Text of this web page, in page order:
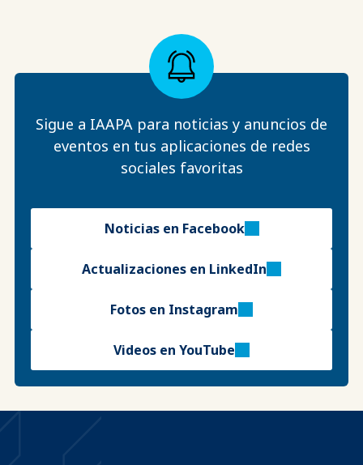
Sigue a IAAPA para noticias y anuncios de
eventos en tus aplicaciones de redes
sociales favoritas
Noticias en Facebook
Actualizaciones en LinkedIn
Fotos en Instagram
Videos en YouTube